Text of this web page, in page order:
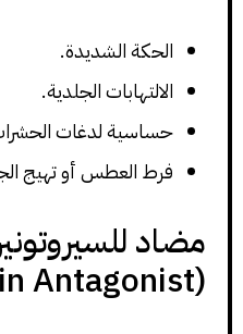
الحكة الشديدة.
الالتهابات الجلدية.
حساسية لدغات
فرط العطس أو تهيج
مضاد
(Serotonin Antagonist)